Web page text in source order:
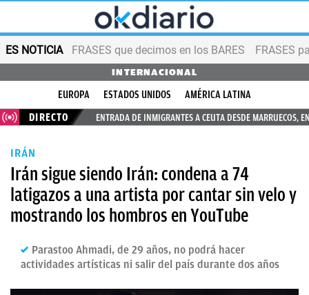
ES NOTICIA FRASES que decimos en los BARES FRASES
INTERNACIONAL
EUROPA ESTADOS UNIDOS
AMÉRICA LATINA
DIRECTO
ENTRADA DE INMIGRANTES A CEUTA DESDE MARRUECOS,
IRÁN
Irán sigue siendo Irán: condena a 74
latigazos a una artista por cantar sin velo y
mostrando los hombros en YouTube
Parastoo Ahmadi, de 29 años, no podrá hacer
actividades artísticas ni salir del país durante dos años